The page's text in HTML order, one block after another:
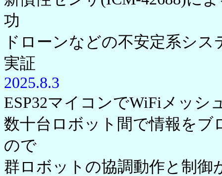
功
ドローンなどの不安定系シ
実証
2025.8.3
ESP32マイコンでWiFiメッシ
数十台ロボット間で情報を
ので
群ロボットの協調動作と制御